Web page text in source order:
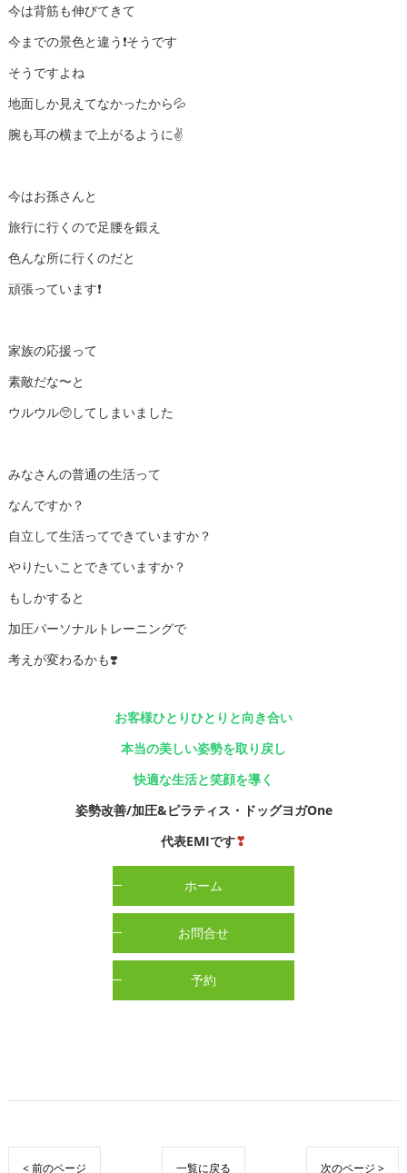
今は背筋も伸びてきて
今までの景色と違う❗️そうです
そうですよね
地面しか見えてなかったから💦
腕も耳の横まで上がるように✌️
今はお孫さんと
旅行に行くので足腰を鍛え
色んな所に行くのだと
頑張っています❗️
家族の応援って
素敵だな〜と
ウルウル🥺してしまいました
みなさんの普通の生活って
なんですか？
自立して生活ってできていますか？
やりたいことできていますか？
もしかすると
加圧パーソナルトレーニングで
考えが変わるかも❣️
お客様ひとりひとりと向き合い
本当の美しい姿勢を取り戻し
快適な生活と笑顔を導く
姿勢改善/加圧&ピラティス・ドッグヨガOne
代表EMIです❣
ホーム
お問合せ
予約
< 前のページ 一覧に戻る 次のページ >